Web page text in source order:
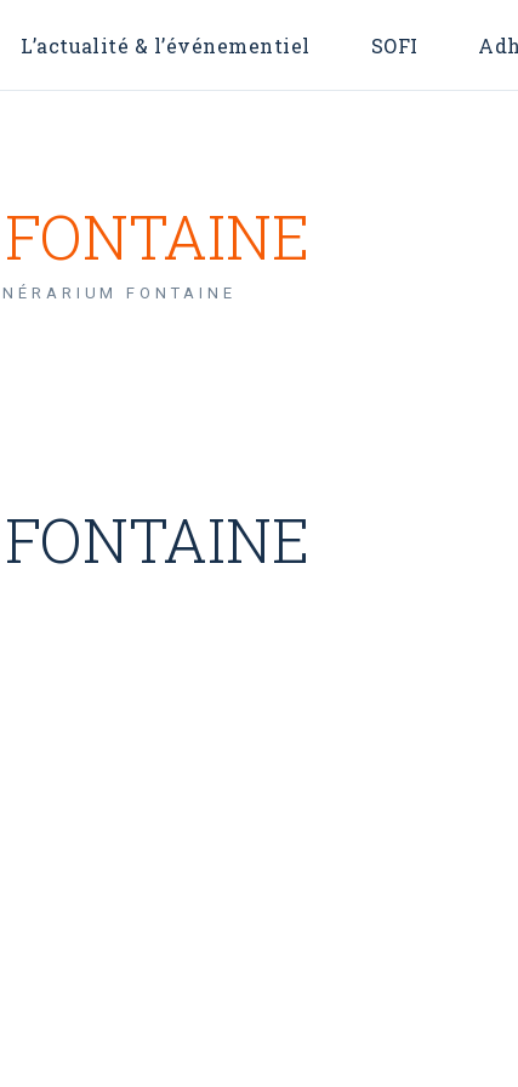
L’actualité & l’événementiel SOFI
FONTAINE